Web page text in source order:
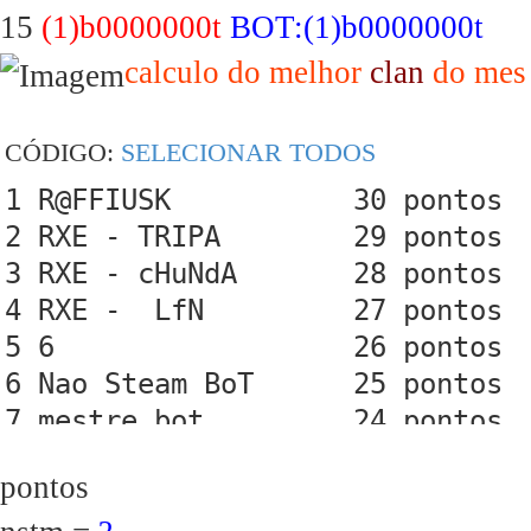
15 (1)b0000000t BOT:(1)b0000000t
calculo do melhor clan do
CÓDIGO: SELECIONAR TODOS
1 R@FFIUSK           30 pontos
2 RXE - TRIPA        29 pontos
3 RXE - cHuNdA       28 pontos
4 RXE -  LfN         27 pontos
5 6                  26 pontos
6 Nao Steam BoT      25 pontos
7 mestre bot         24 pontos
9 Frag Nice (bot)    22 pontos
pontos